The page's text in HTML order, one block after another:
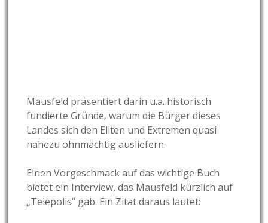
Mausfeld präsentiert darin u.a. historisch
fundierte Gründe, warum die Bürger dieses
Landes sich den Eliten und Extremen quasi
nahezu ohnmächtig ausliefern.
Einen Vorgeschmack auf das wichtige Buch
bietet ein Interview, das Mausfeld kürzlich auf
„Telepolis“ gab. Ein Zitat daraus lautet: